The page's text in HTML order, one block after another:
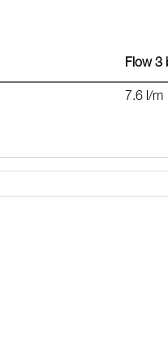
und 50–100 mm
Flow 3
7.6 l/m
werden, gemessen